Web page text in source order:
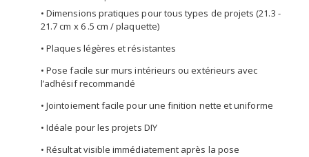
• Dimensions pratiques pour tous types de projets (21.3 -
21.7 cm x 6 .5 cm / plaquette)
• Plaques légères et résistantes
• Pose facile sur murs intérieurs ou extérieurs avec
l’adhésif recommandé
• Jointoiement facile pour une finition nette et uniforme
• Idéale pour les projets DIY
• Résultat visible immédiatement après la pose